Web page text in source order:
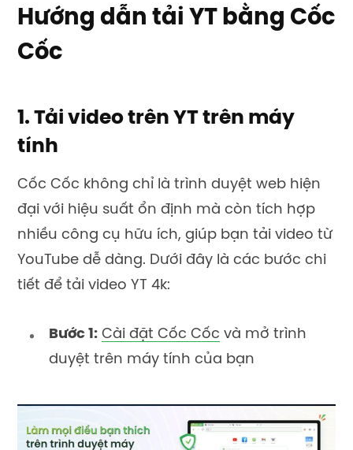
Hướng dẫn tải YT bằng Cốc
Cốc
1. Tải video trên YT trên máy
tính
Cốc Cốc không chỉ là trình duyệt web hiện
đại với hiệu suất ổn định mà còn tích hợp
nhiều công cụ hữu ích, giúp bạn tải video từ
YouTube dễ dàng. Dưới đây là các bước chi
tiết để tải video YT 4k:
Bước 1: Cài đặt Cốc Cốc và mở trình
duyệt trên máy tính của bạn